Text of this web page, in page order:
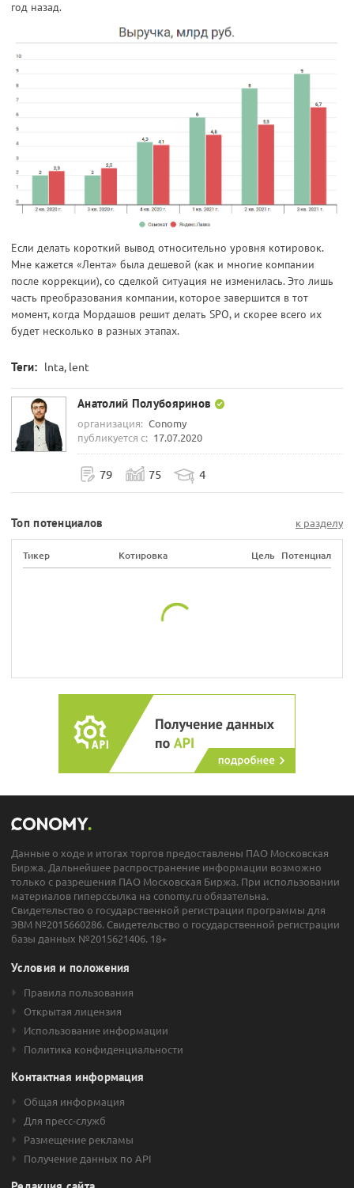
год назад.
Если делать короткий вывод относительно уровня котировок.
Мне кажется «Лента» была дешевой (как и многие компании
после коррекции), со сделкой ситуация не изменилась. Это лишь
часть преобразования компании, которое завершится в тот
момент, когда Мордашов решит делать SPO, и скорее всего их
будет несколько в разных этапах.
Теги: lnta, lent
Анатолий Полубояринов
организация: Conomy
публикуется с: 17.07.2020
79 75 4
Топ потенциалов к разделу
Тикер Котировка Цель Потенциал
Данные о ходе и итогах торгов предоставлены ПАО Московская
Биржа. Дальнейшее распространение информации возможно
только с разрешения ПАО Московская Биржа. При использовании
материалов гиперссылка на conomy.ru обязательна.
Свидетельство о государственной регистрации программы для
ЭВМ №2015660286. Свидетельство о государственной регистрации
базы данных №2015621406. 18+
Условия и положения
Правила пользования
Открытая лицензия
Использование информации
Политика конфиденциальности
Контактная информация
Общая информация
Для пресс-служб
Размещение рекламы
Получение данных по API